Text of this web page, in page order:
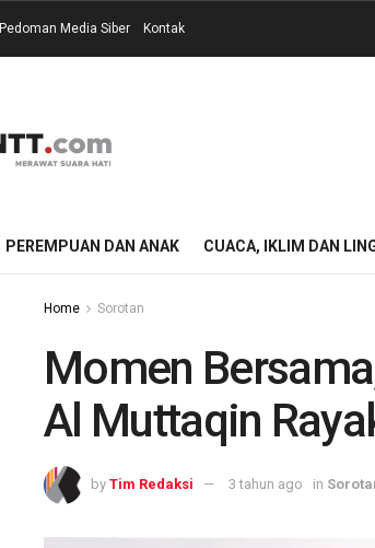
Pedoman Media Siber Kontak
PEREMPUAN DAN ANAK CUACA, IKLIM DAN
Home Sorotan
Momen
Al Muttaqin
by Tim Redaksi 3 tahun ago in